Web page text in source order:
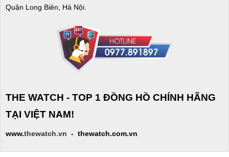
Quận Long Biên, Hà Nội.
THE WATCH - TOP 1 ĐỒNG HỒ CHÍNH HÃNG
TẠI VIỆT NAM!
www.thewatch.vn - thewatch.com.vn